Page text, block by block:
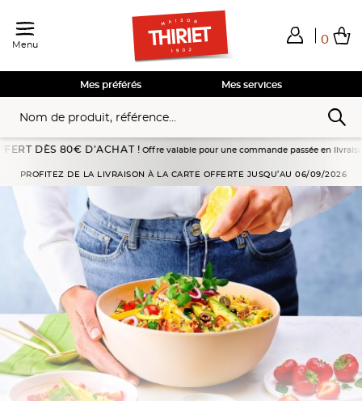
Menu 0
Total de mes achats
Voir mon panier
Voir mon panier
Voir mon panier
Voir mon panier
Mes services
Mes préférés
80€ D’ACHAT !Offre valable pour une commande passée en livraison à
PROFITEZ DE LA LIVRAISON À LA CARTE OFFERTE JUSQU’AU 06/09/2026
SOMMAIRE